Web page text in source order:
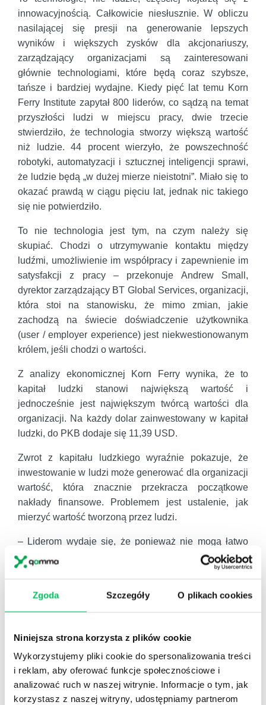
Zgoda Szczegóły O plikach cookies
Niniejsza strona korzysta z plików cookie
Wykorzystujemy pliki cookie do spersonalizowania treści
i reklam, aby oferować funkcje społecznościowe i
analizować ruch w naszej witrynie. Informacje o tym, jak
korzystasz z naszej witryny, udostępniamy partnerom
innowacyjnością. Całkowicie niesłusznie. W obliczu
nasilającej się presji na generowanie lepszych
wyników i większych zysków dla akcjonariuszy,
zarządzający organizacjami są zainteresowani
głównie technologiami, które będą coraz szybsze,
tańsze i bardziej wydajne. Kiedy pięć lat temu Korn
Ferry Institute zapytał 800 liderów, co sądzą na temat
przyszłości ludzi w miejscu pracy, dwie trzecie
stwierdziło, że technologia stworzy większą wartość
niż ludzie. 44 procent wierzyło, że powszechność
robotyki, automatyzacji i sztucznej inteligencji sprawi,
że ludzie będą „w dużej mierze nieistotni”. Miało się to
okazać prawdą w ciągu pięciu lat, jednak nic takiego
się nie potwierdziło.
To nie technologia jest tym, na czym należy się
skupiać. Chodzi o utrzymywanie kontaktu między
ludźmi, umożliwienie im współpracy i zapewnienie im
satysfakcji z pracy – przekonuje Andrew Small,
dyrektor zarządzający BT Global Services, organizacji,
która stoi na stanowisku, że mimo zmian, jakie
zachodzą na świecie doświadczenie użytkownika
(user / employer experience) jest niekwestionowanym
królem, jeśli chodzi o wartości.
Z analizy ekonomicznej Korn Ferry wynika, że to
kapitał ludzki stanowi największą wartość i
jednocześnie jest największym twórcą wartości dla
organizacji. Na każdy dolar zainwestowany w kapitał
ludzki, do PKB dodaje się 11,39 USD.
Zwrot z kapitału ludzkiego wyraźnie pokazuje, że
inwestowanie w ludzi może generować dla organizacji
wartość, która znacznie przekracza początkowe
nakłady finansowe. Problemem jest ustalenie, jak
mierzyć wartość tworzoną przez ludzi.
– Liderom wydaje się, że ponieważ nie mogą łatwo
zmierzyć wartości generowanej przez ludzi, to jej tam
nie ma. Obecne podejście do zarządzania ludźmi jako
w przyszłości, nie stworzy zespołu o wysokiej
wystarczająco dużo czasu ani zasobów, potrzebnych
do jej uwolnienia – mówi Tania Lennon z Korn Ferry
Institute.
Potencjał jednostki nie jest stały. Można na niego